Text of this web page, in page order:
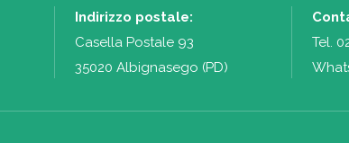
Indirizzo postale:
Casella Postale 93
35020 Albignasego (PD)
Tel.